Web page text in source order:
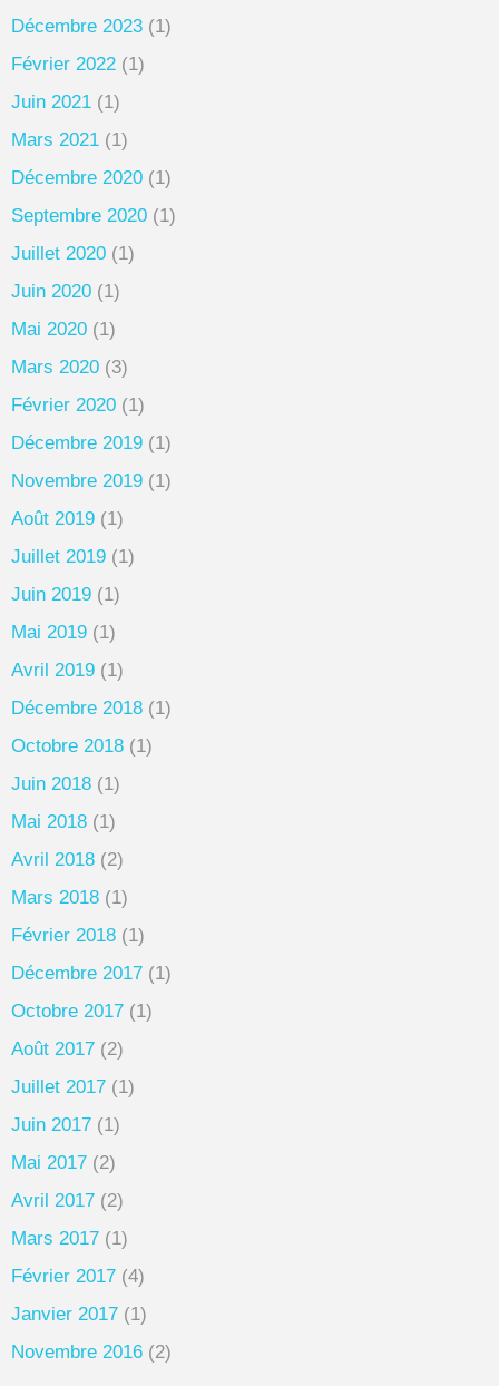
Décembre 2023 (1)
Février 2022 (1)
Juin 2021 (1)
Mars 2021 (1)
Décembre 2020 (1)
Septembre 2020 (1)
Juillet 2020 (1)
Juin 2020 (1)
Mai 2020 (1)
Mars 2020 (3)
Février 2020 (1)
Décembre 2019 (1)
Novembre 2019 (1)
Août 2019 (1)
Juillet 2019 (1)
Juin 2019 (1)
Mai 2019 (1)
Avril 2019 (1)
Décembre 2018 (1)
Octobre 2018 (1)
Juin 2018 (1)
Mai 2018 (1)
Avril 2018 (2)
Mars 2018 (1)
Février 2018 (1)
Décembre 2017 (1)
Octobre 2017 (1)
Août 2017 (2)
Juillet 2017 (1)
Juin 2017 (1)
Mai 2017 (2)
Avril 2017 (2)
Mars 2017 (1)
Février 2017 (4)
Janvier 2017 (1)
Novembre 2016 (2)